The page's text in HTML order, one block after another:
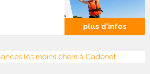
plus d'infos
les moins chers à Cadenet